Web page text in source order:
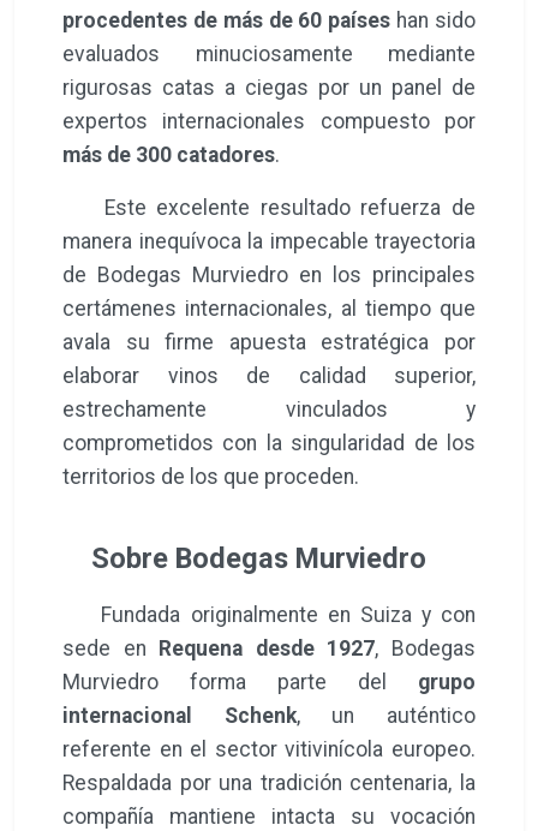
procedentes de más de 60 países han sido
evaluados minuciosamente mediante
rigurosas catas a ciegas por un panel de
expertos internacionales compuesto por
más de 300 catadores.
Este excelente resultado refuerza de
manera inequívoca la impecable trayectoria
de Bodegas Murviedro en los principales
certámenes internacionales, al tiempo que
avala su firme apuesta estratégica por
elaborar vinos de calidad superior,
estrechamente vinculados y
comprometidos con la singularidad de los
territorios de los que proceden.
Sobre Bodegas Murviedro
Fundada originalmente en Suiza y con
sede en
Requena desde 1927, Bodegas
Murviedro forma parte del grupo
internacional Schenk, un auténtico
referente en el sector vitivinícola europeo.
Respaldada por una tradición centenaria, la
compañía mantiene intacta su vocación